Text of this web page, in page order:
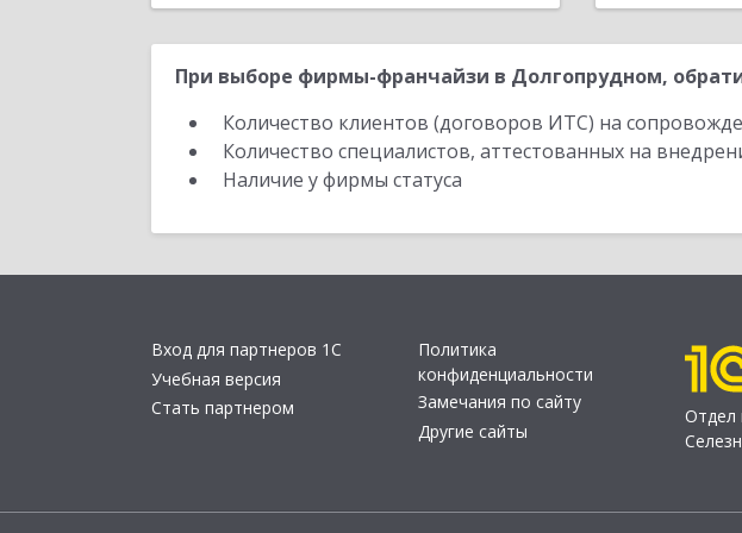
При выборе фирмы-франчайзи в Долгопрудном,
Количество клиентов (договоров ИТС) на
Количество специалистов, аттестованных на
Наличие у фирмы статуса
Вход для партнеров 1С
Учебная версия
Стать партнером
Политика
конфиденциальности
Замечания по сайту
Другие сайты
Отдел